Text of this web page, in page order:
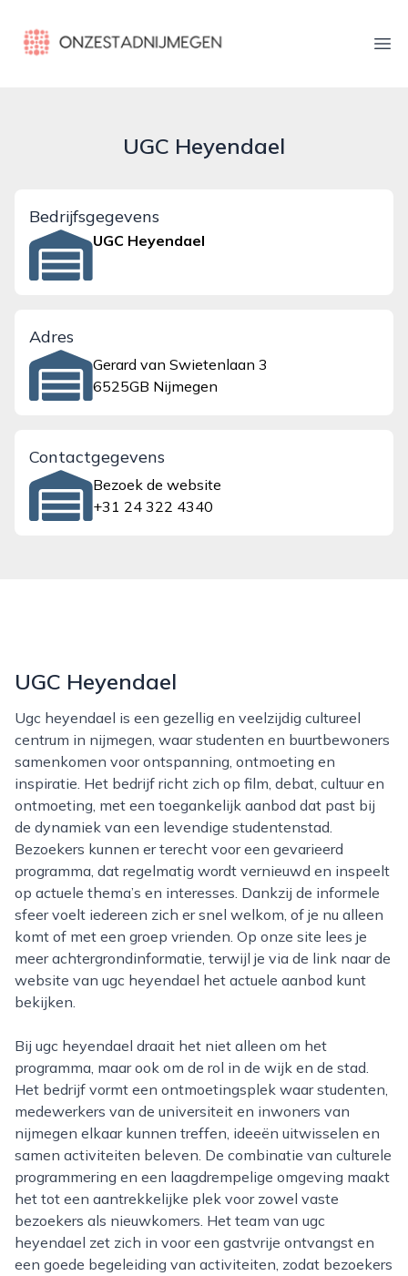
onzestadnijmegen.nl
UGC Heyendael
Bedrijfsgegevens
UGC Heyendael
Adres
Gerard van Swietenlaan 3
6525GB Nijmegen
Contactgegevens
Bezoek de website
+31 24 322 4340
UGC Heyendael
Ugc heyendael is een gezellig en veelzijdig cultureel
centrum in nijmegen, waar studenten en buurtbewoners
samenkomen voor ontspanning, ontmoeting en
inspiratie. Het bedrijf richt zich op film, debat, cultuur en
ontmoeting, met een toegankelijk aanbod dat past bij
de dynamiek van een levendige studentenstad.
Bezoekers kunnen er terecht voor een gevarieerd
programma, dat regelmatig wordt vernieuwd en inspeelt
op actuele thema’s en interesses. Dankzij de informele
sfeer voelt iedereen zich er snel welkom, of je nu alleen
komt of met een groep vrienden. Op onze site lees je
meer achtergrondinformatie, terwijl je via de link naar de
website van ugc heyendael het actuele aanbod kunt
bekijken.
Bij ugc heyendael draait het niet alleen om het
programma, maar ook om de rol in de wijk en de stad.
Het bedrijf vormt een ontmoetingsplek waar studenten,
medewerkers van de universiteit en inwoners van
nijmegen elkaar kunnen treffen, ideeën uitwisselen en
samen activiteiten beleven. De combinatie van culturele
programmering en een laagdrempelige omgeving maakt
het tot een aantrekkelijke plek voor zowel vaste
bezoekers als nieuwkomers. Het team van ugc
heyendael zet zich in voor een gastvrije ontvangst en
een goede begeleiding van activiteiten, zodat bezoekers